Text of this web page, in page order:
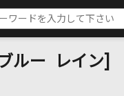
ルー レイン]